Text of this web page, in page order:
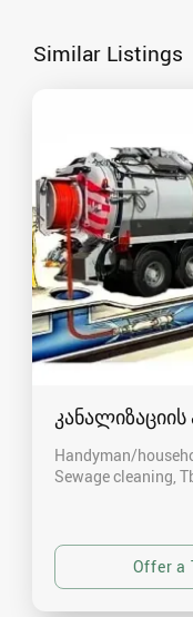
Similar Listings
კანალიზაციის
Handyman/
Sewage cleaning